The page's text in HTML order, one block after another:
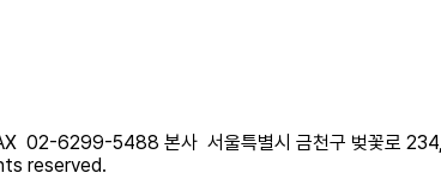
02-6299-5488 본사 서울특별시 금천구 벚꽃로
reserved.